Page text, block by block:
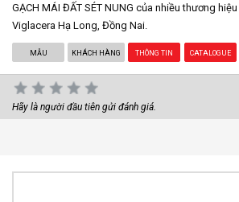
GẠCH MÁI ĐẤT SÉT NUNG của nhiều thương
Viglacera Hạ Long, Đồng Nai.
MẪU KHÁCH HÀNG THÔNG TIN CATALOGUE
Hãy là người đầu tiên gửi đánh giá.